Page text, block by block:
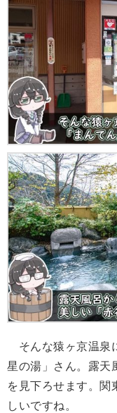
そんな猿ヶ京温泉
星の湯」さん。露天
を見下ろせます。関
しいですね。